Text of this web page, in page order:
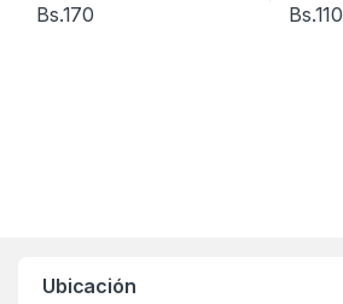
Bs.170 Bs.110
Ubicación